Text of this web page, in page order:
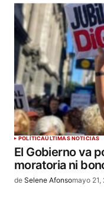
POLÍTICAÚLTIMAS NOTICIAS
El Gobierno va
moratoria ni
de Selene Afonsomayo 21,